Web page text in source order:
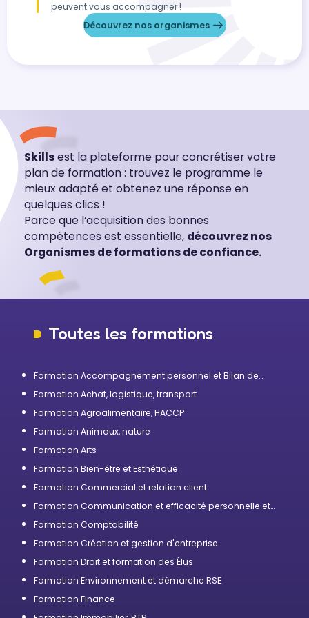
peuvent vous accompagner !
Découvrez nos organismes
Skillsest la plateforme pour concrétiser votre
plan de formation : trouvez le programme le
mieux adapté et obtenez une réponse en
quelques clics !
Parce que l’acquisition des bonnes
compétences est essentielle, découvrez nos
Organismes de formations de confiance.
Toutes les formations
Formation Accompagnement personnel et Bilan de
Formation Achat, logistique, transport
Formation Agroalimentaire, HACCP
Formation Animaux, nature
Formation Arts
Formation Bien-être et Esthétique
Formation Commercial et relation client
Formation Communication et efficacité personnelle et
Formation Comptabilité
Formation Création et gestion d'entreprise
Formation Droit et formation des Élus
Formation Environnement et démarche RSE
Formation Finance